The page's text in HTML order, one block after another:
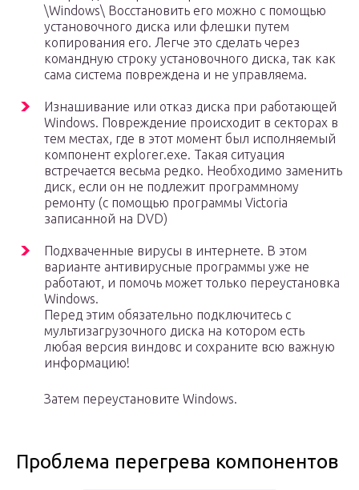
\Windows\ Восстановить его можно с помощью
установочного диска или флешки путем
копирования его. Легче это сделать через
командную строку установочного диска, так как
сама система повреждена и не управляема.
Изнашивание или отказ диска при работающей
Windows. Повреждение происходит в секторах в
тем местах, где в этот момент был исполняемый
компонент explorer.exe. Такая ситуация
встречается весьма редко. Необходимо заменить
диск, если он не подлежит программному
ремонту (с помощью программы Victoria
записанной на DVD)
Подхваченные вирусы в интернете. В этом
варианте антивирусные программы уже не
работают, и помочь может только переустановка
Windows.
Перед этим обязательно подключитесь с
мультизагрузочного диска на котором есть
любая версия виндовс и сохраните всю важную
информацию!
Затем переустановите Windows.
Проблема перегрева компонентов